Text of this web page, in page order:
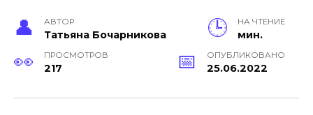
АВТОР
Тать­яна Бо­чар­ни­кова
НА ЧТЕНИЕ
мин.
ПРОСМОТРОВ
217
ОПУБЛИКОВАНО
25.06.2022